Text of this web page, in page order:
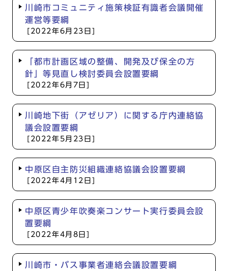
川崎市コミュニティ施策検証有識者会議開催
運営等要綱
[2022年6月23日]
「都市計画区域の整備、開発及び保全の方
針」等見直し検討委員会設置要綱
[2022年6月7日]
川崎地下街（アゼリア）に関する庁内連絡協
議会設置要綱
[2022年5月23日]
中原区自主防災組織連絡協議会設置要綱
[2022年4月12日]
中原区青少年吹奏楽コンサート実行委員会設
置要綱
[2022年4月8日]
川崎市・バス事業者連絡会議設置要綱